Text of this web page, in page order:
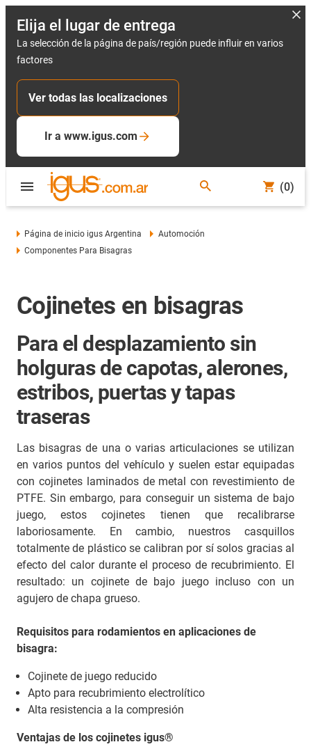
Elija el lugar de entrega
La selección de la página de país/región puede influir en varios
factores
Ver todas las localizaciones
Ir a www.igus.com
(0)
Página de inicio igus Argentina
Automoción
Componentes Para Bisagras
Cojinetes en bisagras
Para el desplazamiento sin
holguras de capotas, alerones,
estribos, puertas y tapas
traseras
Las bisagras de una o varias articulaciones se utilizan
en varios puntos del vehículo y suelen estar equipadas
con cojinetes laminados de metal con revestimiento de
PTFE. Sin embargo, para conseguir un sistema de bajo
juego, estos cojinetes tienen que recalibrarse
laboriosamente. En cambio, nuestros casquillos
totalmente de plástico se calibran por sí solos gracias al
efecto del calor durante el proceso de recubrimiento. El
resultado: un cojinete de bajo juego incluso con un
agujero de chapa grueso.
Requisitos para rodamientos en aplicaciones de
bisagra:
Cojinete de juego reducido
Apto para recubrimiento electrolítico
Alta resistencia a la compresión
Ventajas de los cojinetes igus®